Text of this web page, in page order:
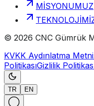
MİSYONUMUZ
© 2026 CNC Gümrük
KVKK Aydınlatma Metni
PolitikasıGizlilik
TR EN